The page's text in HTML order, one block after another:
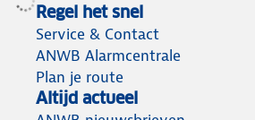
Regel het snel
Service & Contact
ANWB Alarmcentrale
Plan je route
Altijd actueel